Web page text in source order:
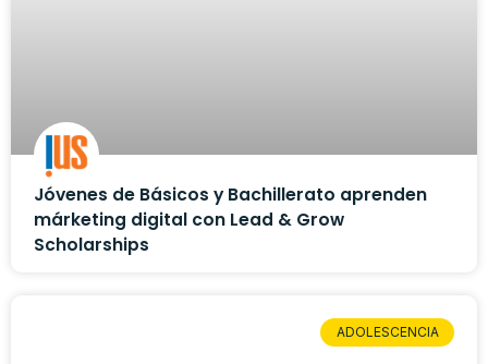
Jóvenes de Básicos y Bachillerato aprenden
márketing digital con Lead & Grow
Scholarships
ADOLESCENCIA